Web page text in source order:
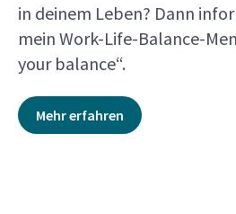
in deinem Leben? Dann
mein Work-Life-Balance-
your balance“.
Mehr erfahren